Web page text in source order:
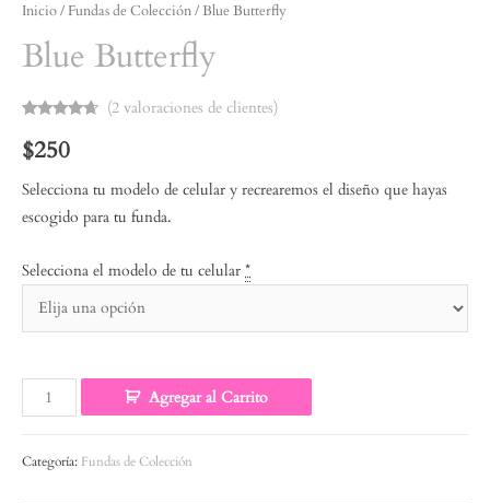
Inicio/ Fundas de Colección/ Blue Butterfly
Blue Butterfly
con4.50
5 en base
valoraciones
de
clientes
(2valoraciones de clientes)
$250
Selecciona tu modelo de celular y recrearemos el diseño que hayas
escogido para tu funda.
Selecciona el modelo de tu celular *
Agregar al Carrito
Categoría: Fundas de Colección